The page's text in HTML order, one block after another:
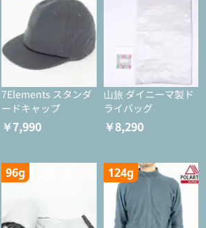
7Elements スタンダ
ードキャップ
￥7,990
山旅 ダイニーマ製ド
ライバッグ
￥8,290
96g 124g